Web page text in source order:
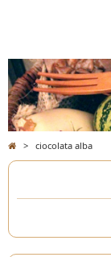
> ciocolata alba